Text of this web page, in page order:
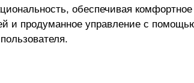
обеспечивая
и продуманное управление с